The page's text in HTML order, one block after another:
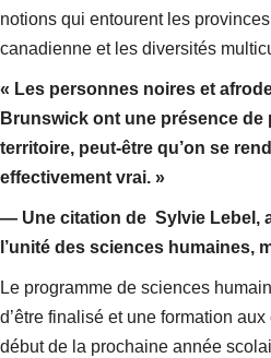
notions qui entourent les
canadienne et les diversités
« Les personnes noires et
Brunswick ont une présence de
territoire, peut-être qu’on se
effectivement vrai. »
— Une citation de Sylvie Lebel,
l’unité des sciences humaines,
Le programme de sciences
d’être finalisé et une formation
début de la prochaine année